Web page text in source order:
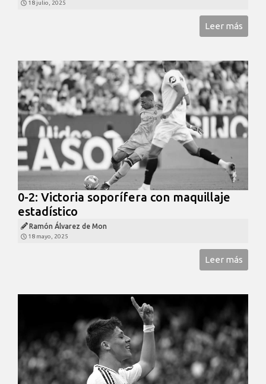
18 julio, 2025
Leer más
0-2: Victoria soporífera con maquillaje
estadístico
Ramón Álvarez de Mon
18 mayo, 2025
Leer más